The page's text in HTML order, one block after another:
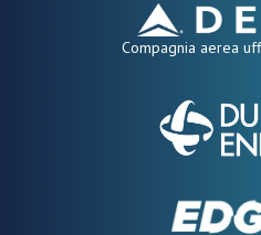
Compagnia aerea